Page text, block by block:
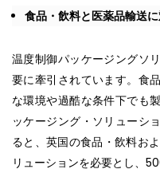
食品・飲料と医薬品輸送
温度制御パッケージングソ
要に牽引されています。食
な環境や過酷な条件下でも
ッケージング・ソリューシ
ると、英国の食品・飲料お
リューションを必要とし、